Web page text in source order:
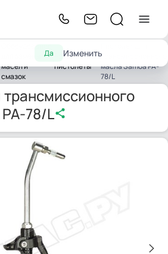
Да Изменить
масел и
смазок
Раздаточные
пистолеты
трансмиссионного
масла Samoa PA-
78/L
78/L